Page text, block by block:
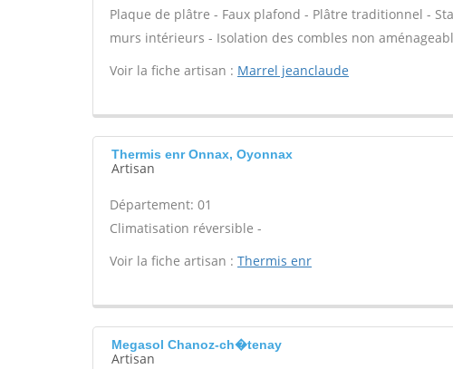
Plaque de plâtre - Faux plafond - Plâtre traditionnel -
murs intérieurs - Isolation des combles non
Voir la fiche artisan : Marrel jeanclaude
Thermis enr Onnax, Oyonnax
Artisan
Département: 01
Climatisation réversible -
Voir la fiche artisan : Thermis enr
Megasol Chanoz-ch�tenay
Artisan